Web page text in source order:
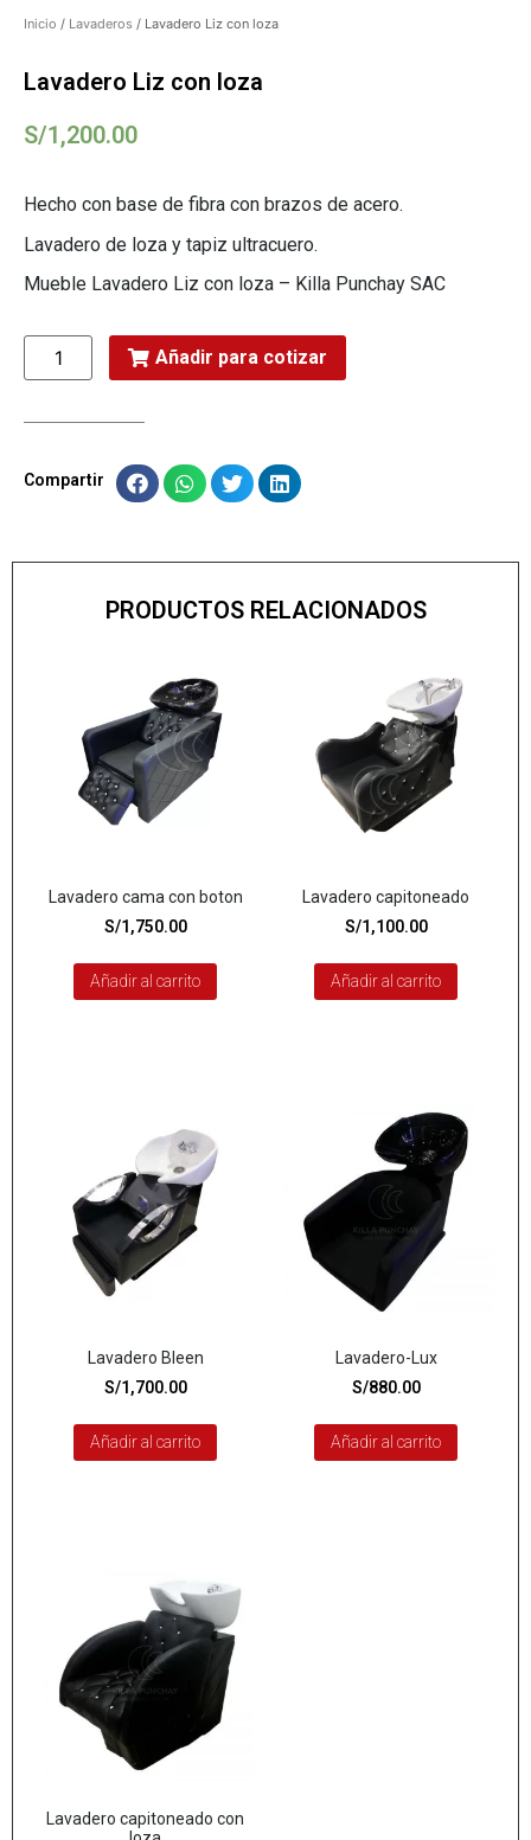
Inicio / Lavaderos / Lavadero Liz con loza
Lavadero Liz con loza
S/1,200.00
Hecho con base de fibra con brazos de acero.
Lavadero de loza y tapiz ultracuero.
Mueble Lavadero Liz con loza – Killa Punchay SAC
Añadir para cotizar
Compartir
PRODUCTOS RELACIONADOS
Lavadero cama con boton
S/1,750.00
Añadir al carrito
Lavadero capitoneado
S/1,100.00
Añadir al carrito
Lavadero Bleen
S/1,700.00
Añadir al carrito
Lavadero-Lux
S/880.00
Añadir al carrito
Lavadero capitoneado con